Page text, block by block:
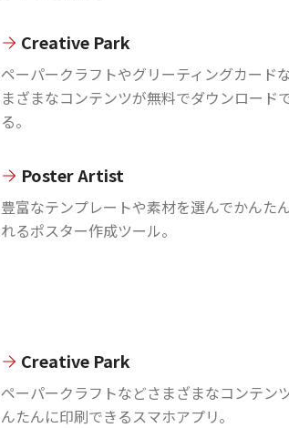
Creative Park
ペーパークラフトやグリーティングカード
まざまなコンテンツが無料でダウンロード
る。
Poster Artist
豊富なテンプレートや素材を選んでかんた
れるポスター作成ツール。
Creative Park
ペーパークラフトなどさまざまなコンテン
んたんに印刷できるスマホアプリ。